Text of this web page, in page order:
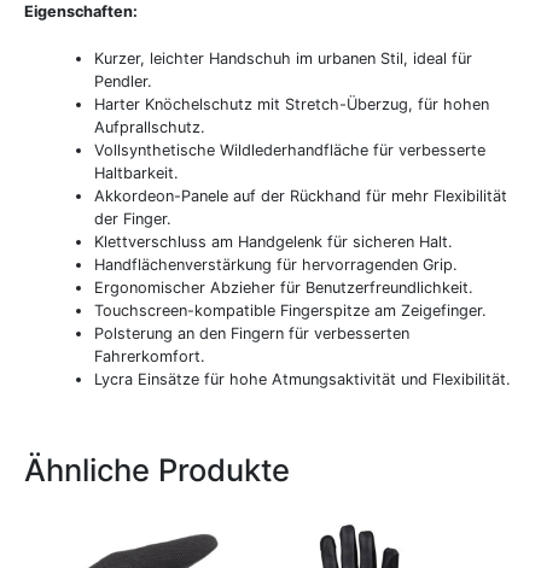
Eigenschaften:
Kurzer, leichter Handschuh im urbanen Stil, ideal für
Pendler.
Harter Knöchelschutz mit Stretch-Überzug, für hohen
Aufprallschutz.
Vollsynthetische Wildlederhandfläche für verbesserte
Haltbarkeit.
Akkordeon-Panele auf der Rückhand für mehr Flexibilität
der Finger.
Klettverschluss am Handgelenk für sicheren Halt.
Handflächenverstärkung für hervorragenden Grip.
Ergonomischer Abzieher für Benutzerfreundlichkeit.
Touchscreen-kompatible Fingerspitze am Zeigefinger.
Polsterung an den Fingern für verbesserten
Fahrerkomfort.
Lycra Einsätze für hohe Atmungsaktivität und Flexibilität.
Ähnliche Produkte